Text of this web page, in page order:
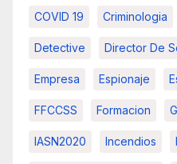
COVID 19 Criminologia
Detective Director De
Empresa Espionaje
FFCCSS Formacion
IASN2020 Incendios